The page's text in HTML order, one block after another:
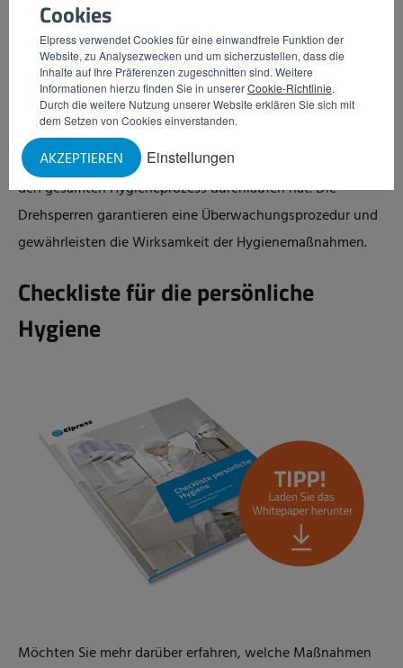
Cookies
Elpress verwendet Cookies für eine einwandfreie Funktion der
Website, zu Analysezwecken und um sicherzustellen, dass die
Inhalte auf Ihre Präferenzen zugeschnitten sind. Weitere
Informationen hierzu finden Sie in unsererCookie-Richtlinie.
Durch die weitere Nutzung unserer Website erklären Sie sich mit
dem Setzen von Cookies einverstanden.
Einstellungen
AKZEPTIEREN
Krontollierter Zugang
Um sicherstellen zu können, dass sich die Mitarbeiter an
die Protokolle für die persönliche Hygiene halten,
empfiehlt Elpress den Einsatz von Drehsperren, vor allem
bei Hochrisikobereichen. Diese Zugangstüren zum
Produktionsbereich öffnen sich erst, wenn der Mitarbeiter
den gesamten Hygieneprozess durchlaufen hat. Die
Drehsperren garantieren eine Überwachungsprozedur und
gewährleisten die Wirksamkeit der Hygienemaßnahmen.
Checkliste für die persönliche
Hygiene
Möchten Sie mehr darüber erfahren, welche Maßnahmen